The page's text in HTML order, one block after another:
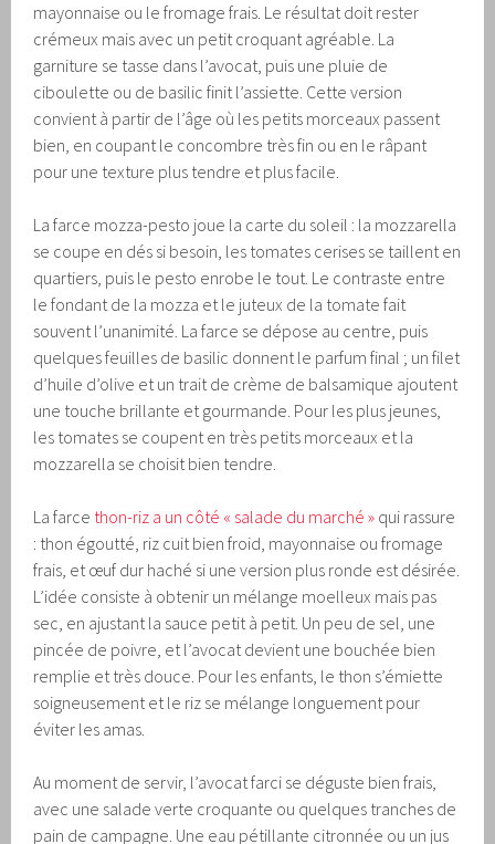
mayonnaise ou le fromage frais. Le résultat doit rester
crémeux mais avec un petit croquant agréable. La
garniture se tasse dans l’avocat, puis une pluie de
ciboulette ou de basilic finit l’assiette. Cette version
convient à partir de l’âge où les petits morceaux passent
bien, en coupant le concombre très fin ou en le râpant
pour une texture plus tendre et plus facile.
La farce mozza-pesto joue la carte du soleil : la mozzarella
se coupe en dés si besoin, les tomates cerises se taillent en
quartiers, puis le pesto enrobe le tout. Le contraste entre
le fondant de la mozza et le juteux de la tomate fait
souvent l’unanimité. La farce se dépose au centre, puis
quelques feuilles de basilic donnent le parfum final ; un filet
d’huile d’olive et un trait de crème de balsamique ajoutent
une touche brillante et gourmande. Pour les plus jeunes,
les tomates se coupent en très petits morceaux et la
mozzarella se choisit bien tendre.
La farce thon-riz a un côté « salade du marché » qui rassure
: thon égoutté, riz cuit bien froid, mayonnaise ou fromage
frais, et œuf dur haché si une version plus ronde est désirée.
L’idée consiste à obtenir un mélange moelleux mais pas
sec, en ajustant la sauce petit à petit. Un peu de sel, une
pincée de poivre, et l’avocat devient une bouchée bien
remplie et très douce. Pour les enfants, le thon s’émiette
soigneusement et le riz se mélange longuement pour
éviter les amas.
Au moment de servir, l’avocat farci se déguste bien frais,
avec une salade verte croquante ou quelques tranches de
pain de campagne. Une eau pétillante citronnée ou un jus